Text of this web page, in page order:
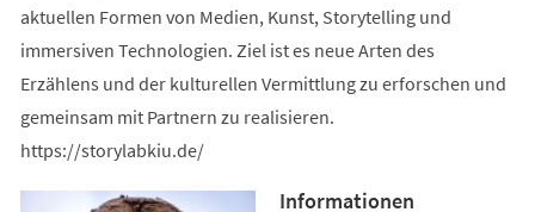
aktuellen Formen von Medien, Kunst, Storytelling und
immersiven Technologien. Ziel ist es neue Arten des
Erzählens und der kulturellen Vermittlung zu erforschen und
gemeinsam mit Partnern zu realisieren.
https://storylabkiu.de/
Informationen